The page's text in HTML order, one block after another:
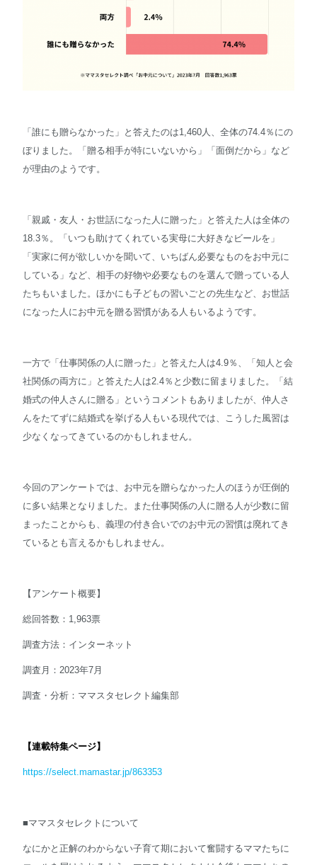
「誰にも贈らなかった」と答えたのは1,460人、全体の74.4％にの
ぼりました。「贈る相手が特にいないから」「面倒だから」など
が理由のようです。
「親戚・友人・お世話になった人に贈った」と答えた人は全体の
18.3％。「いつも助けてくれている実母に大好きなビールを」
「実家に何が欲しいかを聞いて、いちばん必要なものをお中元に
している」など、相手の好物や必要なものを選んで贈っている人
たちもいました。ほかにも子どもの習いごとの先生など、お世話
になった人にお中元を贈る習慣がある人もいるようです。
一方で「仕事関係の人に贈った」と答えた人は4.9％、「知人と会
社関係の両方に」と答えた人は2.4％と少数に留まりました。「結
婚式の仲人さんに贈る」というコメントもありましたが、仲人さ
んをたてずに結婚式を挙げる人もいる現代では、こうした風習は
少なくなってきているのかもしれません。
今回のアンケートでは、お中元を贈らなかった人のほうが圧倒的
に多い結果となりました。また仕事関係の人に贈る人が少数に留
まったことからも、義理の付き合いでのお中元の習慣は廃れてき
ているとも言えるかもしれません。
【アンケート概要】
総回答数：1,963票
調査方法：インターネット
調査月：2023年7月
調査・分析：ママスタセレクト編集部
【連載特集ページ】
https://select.mamastar.jp/863353
■ママスタセレクトについて
なにかと正解のわからない子育て期において奮闘するママたちに